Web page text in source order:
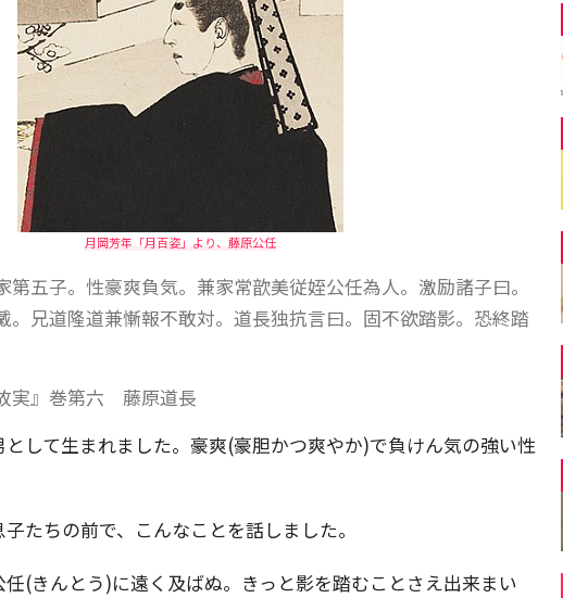
月岡芳年「月百姿」より、藤原公任
第五子。性豪爽負気。兼家常歆美従姪公任為人。激励諸子曰。
。兄道隆道兼慚報不敢対。道長独抗言曰。固不欲踏影。恐終踏
実』巻第六 藤原道長
して生まれました。豪爽(豪胆かつ爽やか)で負けん気の強い性
たちの前で、こんなことを話しました。
任(きんとう)に遠く及ばぬ。きっと影を踏むことさえ出来まい